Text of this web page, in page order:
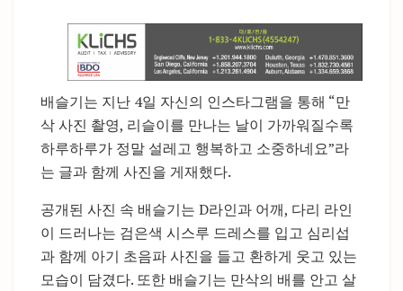
배슬기는 지난 4일 자신의 인스타그램을 통해 “만
삭 사진 촬영, 리슬이를 만나는 날이 가까워질수록
하루하루가 정말 설레고 행복하고 소중하네요”라
는 글과 함께 사진을 게재했다.
공개된 사진 속 배슬기는 D라인과 어깨, 다리 라인
이 드러나는 검은색 시스루 드레스를 입고 심리섭
과 함께 아기 초음파 사진을 들고 환하게 웃고 있는
모습이 담겼다. 또한 배슬기는 만삭의 배를 안고 살